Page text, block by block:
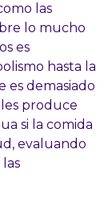
las
lo mucho
es
hasta la
es demasiado
produce
si la comida
evaluando